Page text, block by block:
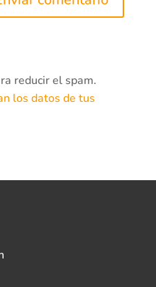
reducir el spam.
los datos de tus